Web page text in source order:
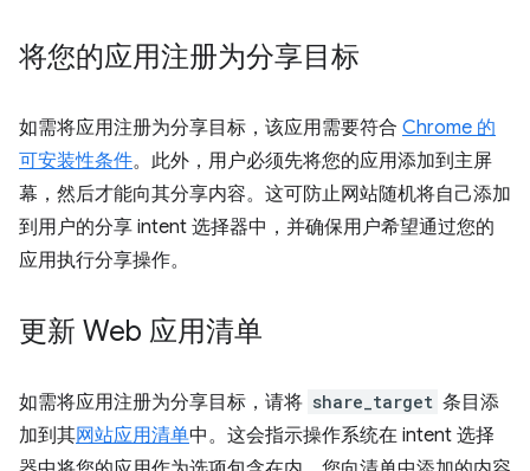
将您的应用注册为分享目标
如需将应用注册为分享目标，该应用需要符合 Chrome 的
可安装性条件。此外，用户必须先将您的应用添加到主屏
幕，然后才能向其分享内容。这可防止网站随机将自己添加
到用户的分享 intent 选择器中，并确保用户希望通过您的
应用执行分享操作。
更新 Web 应用清单
如需将应用注册为分享目标，请将 share_target 条目添
加到其网站应用清单中。这会指示操作系统在 intent 选择